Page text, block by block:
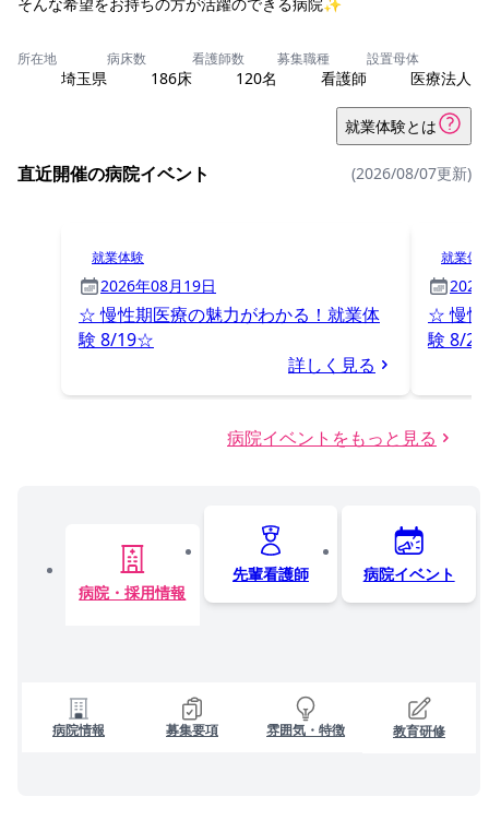
そんな希望をお持ちの方が活躍のできる病院✨
所在地
埼玉県
病床数
186床
看護師数
120名
募集職種
看護師
設置母体
医療法人
就業体験とは
直近開催の病院イベント (2026/08/07更新)
就業体験
2026年08月19日
☆ 慢性期医療の魅力がわかる！就業体
験 8/19☆
詳しく見る
就業体
2026
☆ 慢性
験 8/
病院イベントをもっと見る
病院・採用情報
先輩看護師 病院イベント
病院情報 募集要項 雰囲気・特徴 教育研修